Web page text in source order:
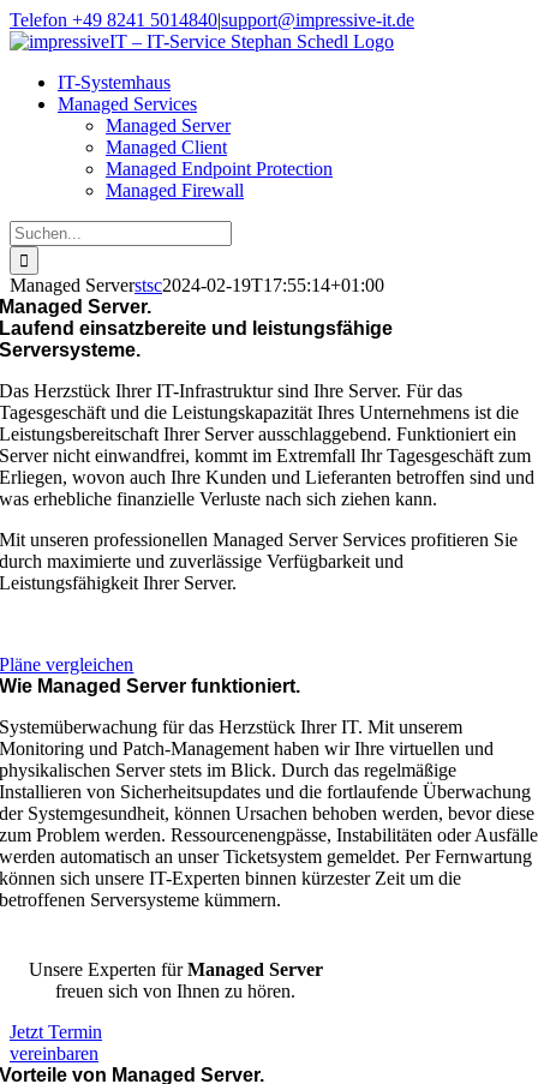
Zum
Inhalt
Telefon +49 8241 5014840|support@impressive-it.de
Facebook
Instagram
IT-Systemhaus
Managed Services
Managed Server
Managed Client
Managed Endpoint Protection
Managed Firewall
Suche
nach:
Managed Serverstsc2024-02-19T17:55:14+01:00
Managed Server.
Laufend einsatzbereite und leistungsfähige
Serversysteme.
Das Herzstück Ihrer IT-Infrastruktur sind Ihre Server. Für das
Tagesgeschäft und die Leistungskapazität Ihres Unternehmens ist die
Leistungsbereitschaft Ihrer Server ausschlaggebend. Funktioniert ein
Server nicht einwandfrei, kommt im Extremfall Ihr Tagesgeschäft zum
Erliegen, wovon auch Ihre Kunden und Lieferanten betroffen sind und
was erhebliche finanzielle Verluste nach sich ziehen kann.
Mit unseren professionellen Managed Server Services profitieren Sie
durch maximierte und zuverlässige Verfügbarkeit und
Leistungsfähigkeit Ihrer Server.
Pläne vergleichen
Wie Managed Server funktioniert.
Systemüberwachung für das Herzstück Ihrer IT. Mit unserem
Monitoring und Patch-Management haben wir Ihre virtuellen und
physikalischen Server stets im Blick. Durch das regelmäßige
Installieren von Sicherheitsupdates und die fortlaufende Überwachung
der Systemgesundheit, können Ursachen behoben werden, bevor diese
zum Problem werden. Ressourcenengpässe, Instabilitäten oder Ausfälle
werden automatisch an unser Ticketsystem gemeldet. Per Fernwartung
können sich unsere IT-Experten binnen kürzester Zeit um die
betroffenen Serversysteme kümmern.
Unsere Experten fürManaged Server
freuen sich von Ihnen zu hören.
Jetzt Termin
vereinbaren
Vorteile von Managed Server.